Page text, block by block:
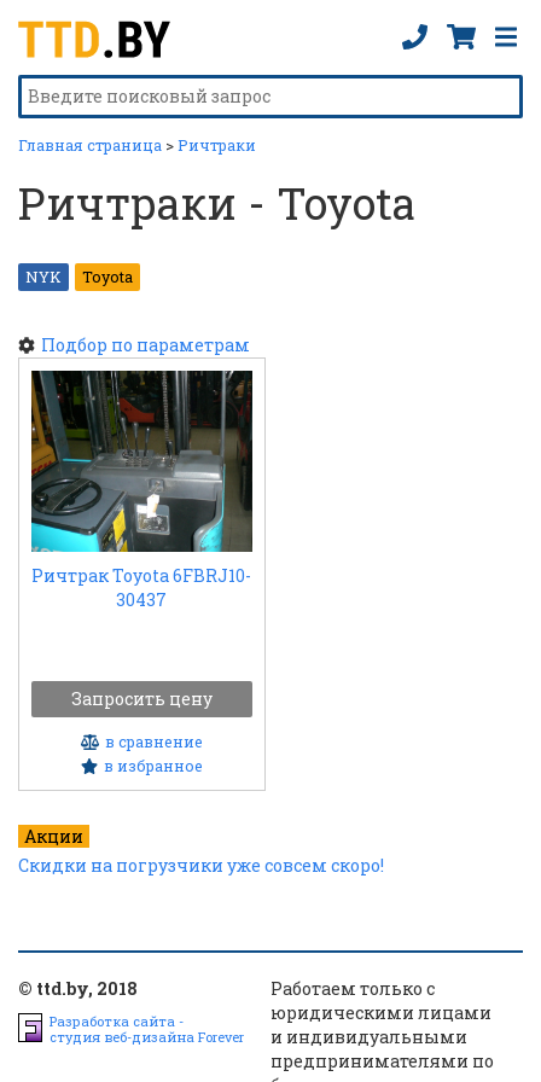
Главная страница >Ричтраки
Ричтраки - Toyota
NYK Toyota
Подбор по параметрам
Ричтрак Toyota 6FBRJ10-
30437
в сравнение
в избранное
Акции
Скидки на погрузчики уже совсем скоро!
© ttd.by, 2018
Разработка сайта -
студия веб-дизайна Forever
Работаем только с
юридическими лицами
и индивидуальными
предпринимателями по